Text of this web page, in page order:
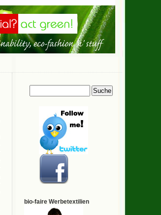
bio-faire Werbetextilien